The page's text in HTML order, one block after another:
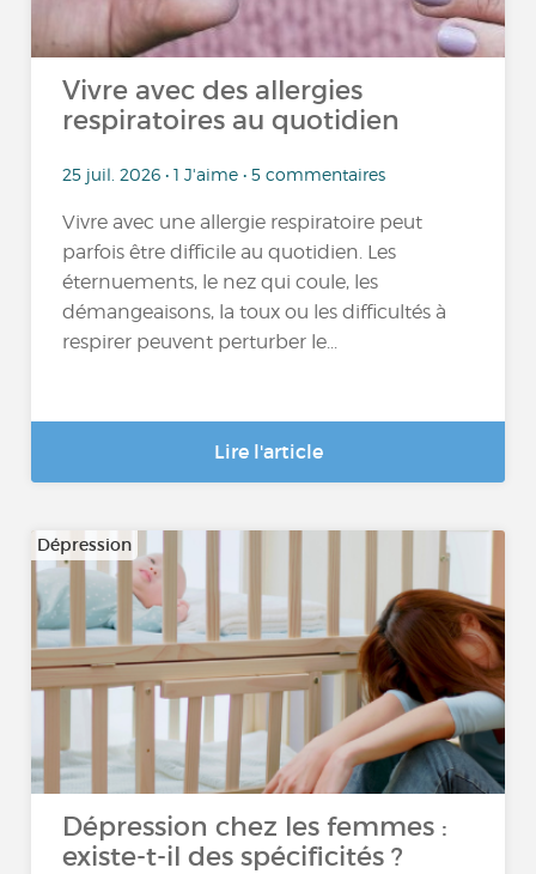
Vivre avec des allergies
respiratoires au quotidien
25 juil. 2026 • 1 J'aime • 5 commentaires
Vivre avec une allergie respiratoire peut
parfois être difficile au quotidien. Les
éternuements, le nez qui coule, les
démangeaisons, la toux ou les difficultés à
respirer peuvent perturber le...
Lire l'article
Dépression
Dépression chez les femmes :
existe-t-il des spécificités ?